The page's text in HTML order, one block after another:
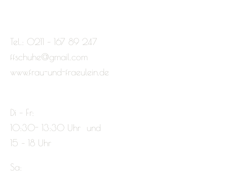
Tel.: 0211 – 167 89 247
ffschuhe@gmail.com
www.frau-und-fraeulein.de
Di – Fr:
10:30- 13:30 Uhr und
15 – 18 Uhr
Sa: